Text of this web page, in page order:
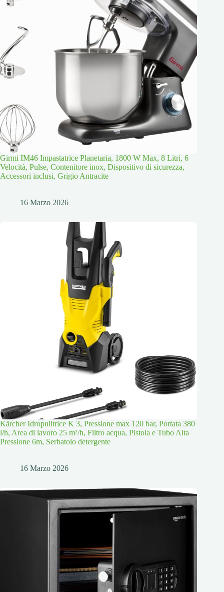
Girmi IM46 Impastatrice Planetaria, 1800 W Max, 8 Litri, 6
Velocità, Pulse, Contenitore inox, Dispositivo di sicurezza,
Accessori inclusi, Grigio Antracite
16 Marzo 2026
Kärcher Idropulitrice K 3, Pressione max 120 bar, Portata 380
l/h, Area di lavoro 25 m²/h, Filtro acqua, Pistola e Tubo Alta
Pressione 6m, Serbatoio detergente
16 Marzo 2026